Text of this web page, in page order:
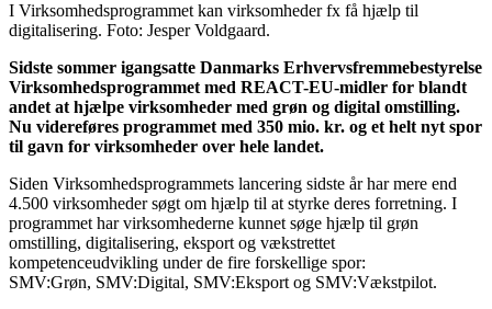
I Virksomhedsprogrammet kan virksomheder fx få hjælp til
digitalisering. Foto: Jesper Voldgaard.
Sidste sommer igangsatte Danmarks Erhvervsfremmebestyrelse
Virksomhedsprogrammet med REACT-EU-midler for blandt
andet at hjælpe virksomheder med grøn og digital omstilling.
Nu videreføres programmet med 350 mio. kr. og et helt nyt spor
til gavn for virksomheder over hele landet.
Siden Virksomhedsprogrammets lancering sidste år har mere end
4.500 virksomheder søgt om hjælp til at styrke deres forretning. I
programmet har virksomhederne kunnet søge hjælp til grøn
omstilling, digitalisering, eksport og vækstrettet
kompetenceudvikling under de fire forskellige spor:
SMV:Grøn, SMV:Digital, SMV:Eksport og SMV:Vækstpilot.